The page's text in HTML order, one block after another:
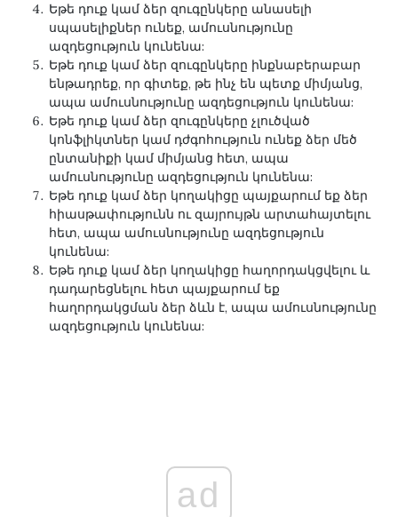
Եթե ​​դուք կամ ձեր զուգընկերը անասելի
սպասելիքներ ունեք, ամուսնությունը
ազդեցություն կունենա:
Եթե ​​դուք կամ ձեր զուգընկերը ինքնաբերաբար
ենթադրեք, որ գիտեք, թե ինչ են պետք միմյանց,
ապա ամուսնությունը ազդեցություն կունենա:
Եթե ​​դուք կամ ձեր զուգընկերը չլուծված
կոնֆլիկտներ կամ դժգոհություն ունեք ձեր մեծ
ընտանիքի կամ միմյանց հետ, ապա
ամուսնությունը ազդեցություն կունենա:
Եթե ​​դուք կամ ձեր կողակիցը պայքարում եք ձեր
հիասթափությունն ու զայրույթն արտահայտելու
հետ, ապա ամուսնությունը ազդեցություն
կունենա:
Եթե ​​դուք կամ ձեր կողակիցը հաղորդակցվելու և
դադարեցնելու հետ պայքարում եք
հաղորդակցման ձեր ձևն է, ապա ամուսնությունը
ազդեցություն կունենա:
ad